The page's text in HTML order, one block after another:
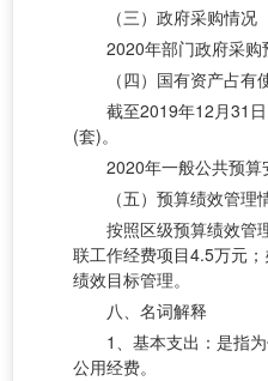
（三）政府采购情况
2020年部门政府采
（四）国有资产占有
截至2019年12月31
(套)。
2020年一般公共预
（五）预算绩效管理
按照区级预算绩效管
联工作经费项目4.5万元
绩效目标管理。
八、名词解释
1、基本支出：是指
公用经费。